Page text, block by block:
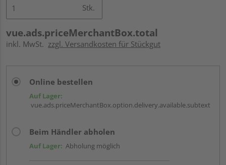
Stk.
vue.ads.priceMerchantBox.total
inkl. MwSt. zzgl. Versandkosten für Stückgut
Online bestellen
Auf Lager:
vue.ads.priceMerchantBox.option.delivery.available.subtext
Beim Händler abholen
Auf Lager: Abholung möglich